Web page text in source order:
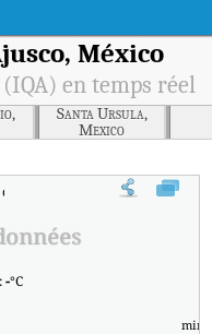
México
en temps réel
Santa Ursula,
Mexico
de l'air (IQA) à Ajusco,
-°C
min